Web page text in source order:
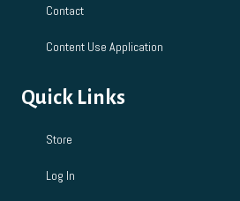
Contact
Content Use Application
Quick Links
Store
Log In